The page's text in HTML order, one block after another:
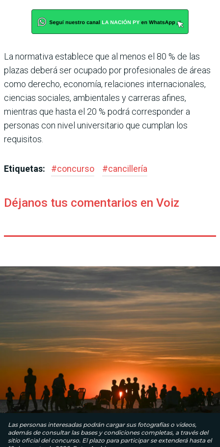
La normativa establece que al menos el 80 % de las
plazas deberá ser ocupado por profesionales de áreas
como derecho, economía, relaciones internacionales,
ciencias sociales, ambientales y carreras afines,
mientras que hasta el 20 % podrá corresponder a
personas con nivel universitario que cumplan los
requisitos.
Etiquetas: #concurso #cancillería
Déjanos tus comentarios en Voiz
Las personas interesadas podrán cargar sus fotografías o videos,
además de consultar las bases y condiciones completas, a través del
sitio oficial del concurso. El plazo para participar se extenderá hasta el